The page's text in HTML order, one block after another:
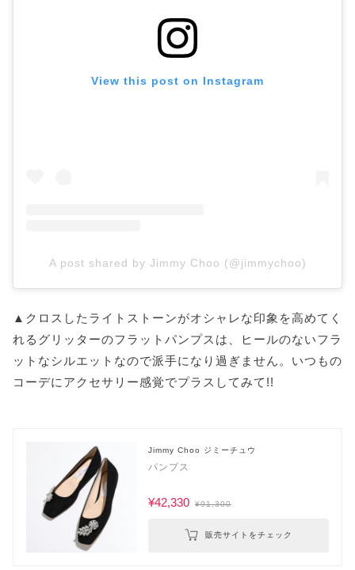
View this post on Instagram
A post shared by Jimmy Choo (@jimmychoo)
▲クロスしたライトストーンがオシャレな印象を高めてく
れるグリッターのフラットパンプスは、ヒールのないフラ
ットなシルエットなので派手になり過ぎません。いつもの
コーデにアクセサリー感覚でプラスしてみて!!
Jimmy Choo ジミーチュウ
パンプス
¥42,330 ¥91,300
販売サイトをチェック